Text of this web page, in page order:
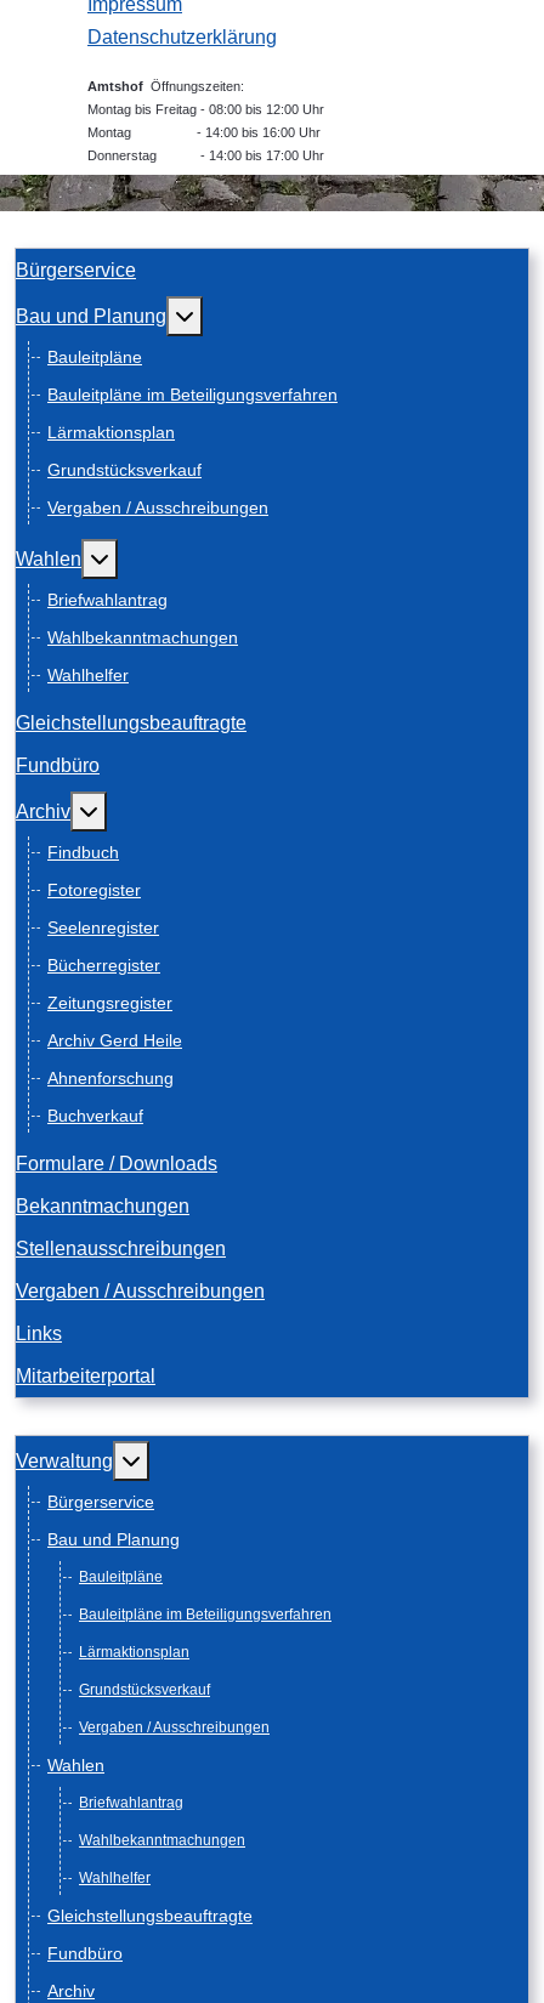
Impressum
Datenschutzerklärung
Amtshof Öffnungszeiten:
Montag bis Freitag - 08:00 bis 12:00 Uhr
Montag - 14:00 bis 16:00 Uhr
Donnerstag - 14:00 bis 17:00 Uhr
Bürgerservice
Bau und Planung Weitere Informationen: Bau und Planung
Bauleitpläne
Bauleitpläne im Beteiligungsverfahren
Lärmaktionsplan
Grundstücksverkauf
Vergaben / Ausschreibungen
Wahlen Weitere Informationen: Wahlen
Briefwahlantrag
Wahlbekanntmachungen
Wahlhelfer
Gleichstellungsbeauftragte
Fundbüro
Archiv Weitere Informationen: Archiv
Findbuch
Fotoregister
Seelenregister
Bücherregister
Zeitungsregister
Archiv Gerd Heile
Ahnenforschung
Buchverkauf
Formulare / Downloads
Bekanntmachungen
Stellenausschreibungen
Vergaben / Ausschreibungen
Links
Mitarbeiterportal
Verwaltung Weitere Informationen: Verwaltung
Bürgerservice
Bau und Planung
Bauleitpläne
Bauleitpläne im Beteiligungsverfahren
Lärmaktionsplan
Grundstücksverkauf
Vergaben / Ausschreibungen
Wahlen
Briefwahlantrag
Wahlbekanntmachungen
Wahlhelfer
Gleichstellungsbeauftragte
Fundbüro
Archiv